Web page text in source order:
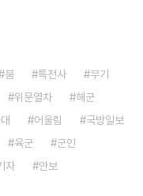
붐 특전사
무기
위문열차
해군
어울림
국방일보
육군
군인
자 안보